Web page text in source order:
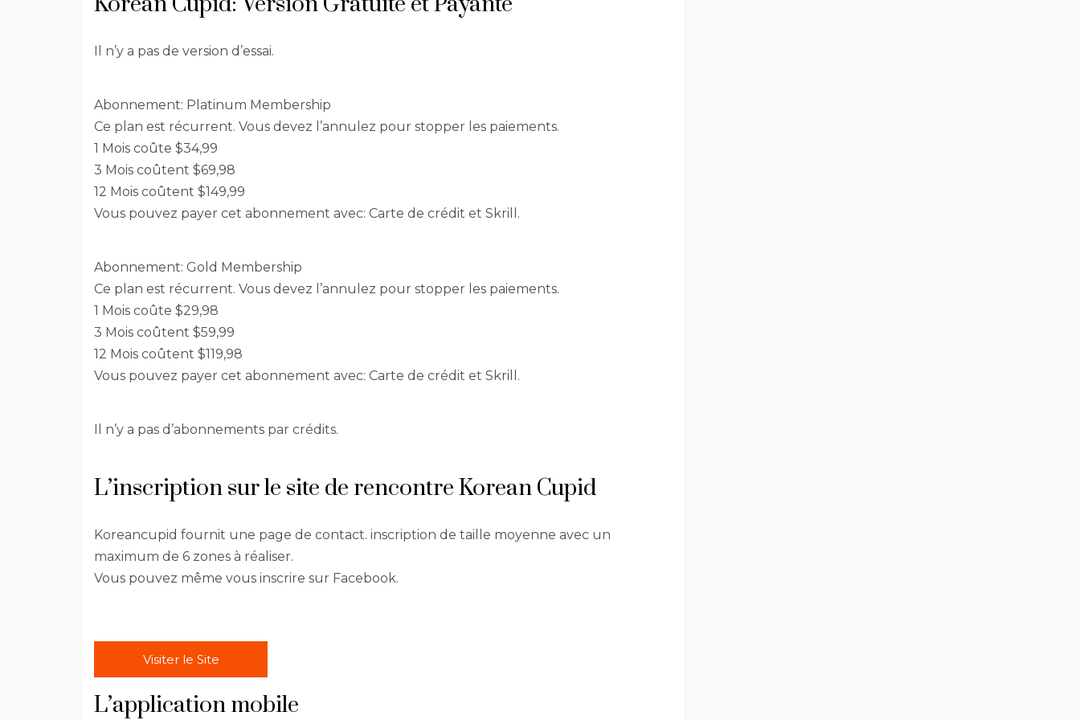
Il n’y a pas de version d’essai.
Abonnement: Platinum Membership
Ce plan est récurrent. Vous devez l’annulez pour stopper les paiements.
1 Mois coûte $34,99
3 Mois coûtent $69,98
12 Mois coûtent $149,99
Vous pouvez payer cet abonnement avec: Carte de crédit et Skrill.
Abonnement: Gold Membership
Ce plan est récurrent. Vous devez l’annulez pour stopper les paiements.
1 Mois coûte $29,98
3 Mois coûtent $59,99
12 Mois coûtent $119,98
Vous pouvez payer cet abonnement avec: Carte de crédit et Skrill.
Il n’y a pas d’abonnements par crédits.
L’inscription sur le site de rencontre Korean Cupid
Koreancupid fournit une page de contact. inscription de taille moyenne avec un
maximum de 6 zones à réaliser.
Vous pouvez même vous inscrire sur Facebook.
Visiter le Site
L’application mobile